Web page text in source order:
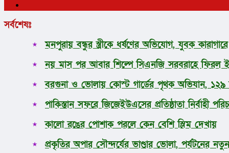
সর্বশেষঃ
মনপুরায় বন্ধুর স্ত্রীকে ধর্ষণের অভিযোগ, যুবক কারাগারে
নয় মাস পর আবার শিল্পে সিএনজি সরবরাহে ফিরল
বরগুনা ও ভোলায় কোস্ট গার্ডের পৃথক অভিযান,
পাকিস্তান সফরে জিজেইউএসের প্রতিষ্ঠাতা নির্বাহী
কালো রঙের পোশাক পরলে কেন বেশি স্লিম দেখায়
প্রকৃতির অপার সৌন্দর্যের ভাণ্ডার ভোলা, পর্যটনের